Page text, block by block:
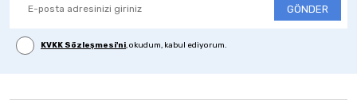
GÖNDER
KVKK Sözleşmesi'ni, okudum, kabul ediyorum.